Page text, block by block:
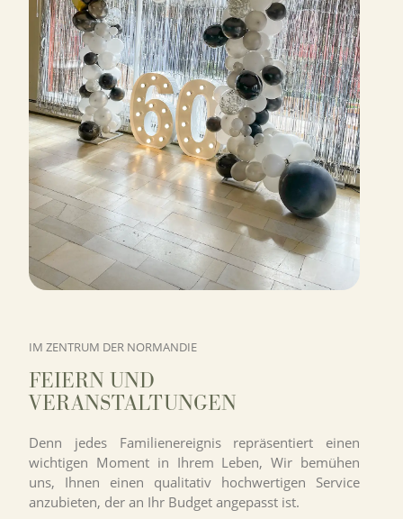
IM ZENTRUM DER NORMANDIE
FEIERN UND
VERANSTALTUNGEN
Denn jedes Familienereignis repräsentiert einen
wichtigen Moment in Ihrem Leben, Wir bemühen
uns, Ihnen einen qualitativ hochwertigen Service
anzubieten, der an Ihr Budget angepasst ist.